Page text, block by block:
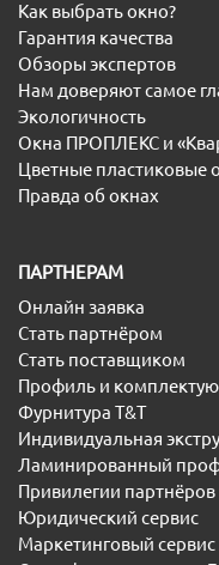
Как выбрать окно?
Гарантия качества
Обзоры экспертов
Нам доверяют самое
Экологичность
Окна ПРОПЛЕКС и
Цветные пластиковые
Правда об окнах
ПАРТНЕРАМ
Онлайн заявка
Стать партнёром
Стать поставщиком
Профиль и
Фурнитура T&T
Индивидуальная
Ламинированный
Привилегии
Юридический сервис
Маркетинговый сервис